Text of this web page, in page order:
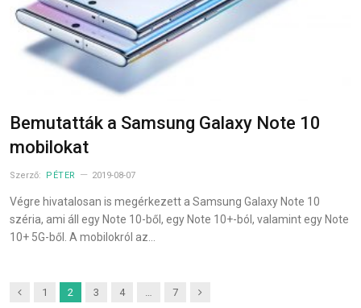
Bemutatták a Samsung Galaxy Note 10
mobilokat
Szerző: PÉTER 2019-08-07
Végre hivatalosan is megérkezett a Samsung Galaxy Note 10
széria, ami áll egy Note 10-ből, egy Note 10+-ból, valamint egy Note
10+ 5G-ből. A mobilokról az…
Previous
1 2 3 4 7 Next